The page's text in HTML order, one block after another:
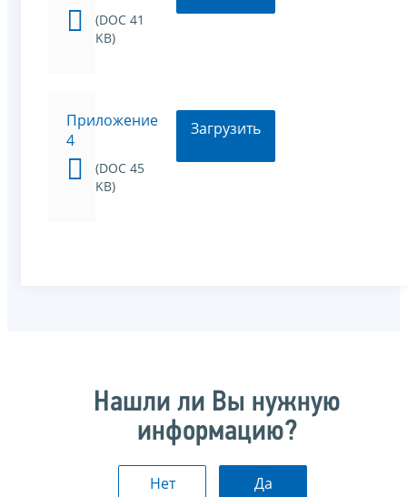
(DOC 41
KB)
Приложение
4
(DOC 45
KB)
Загрузить
Нашли ли Вы нужную
информацию?
Нет Да